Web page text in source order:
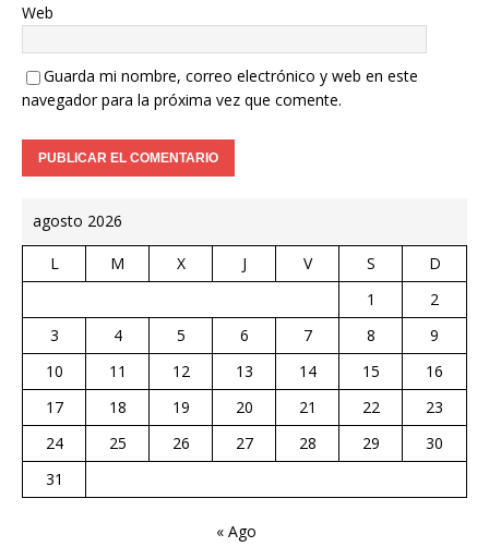
Web
Guarda mi nombre, correo electrónico y web en este
navegador para la próxima vez que comente.
agosto 2026
L M X J V S
D
1
2
3
4 5 6 7 8
9
10
11 12 13 14 15
16
17
18 19 20 21 22
23
24
25 26 27 28 29
30
31
« Ago